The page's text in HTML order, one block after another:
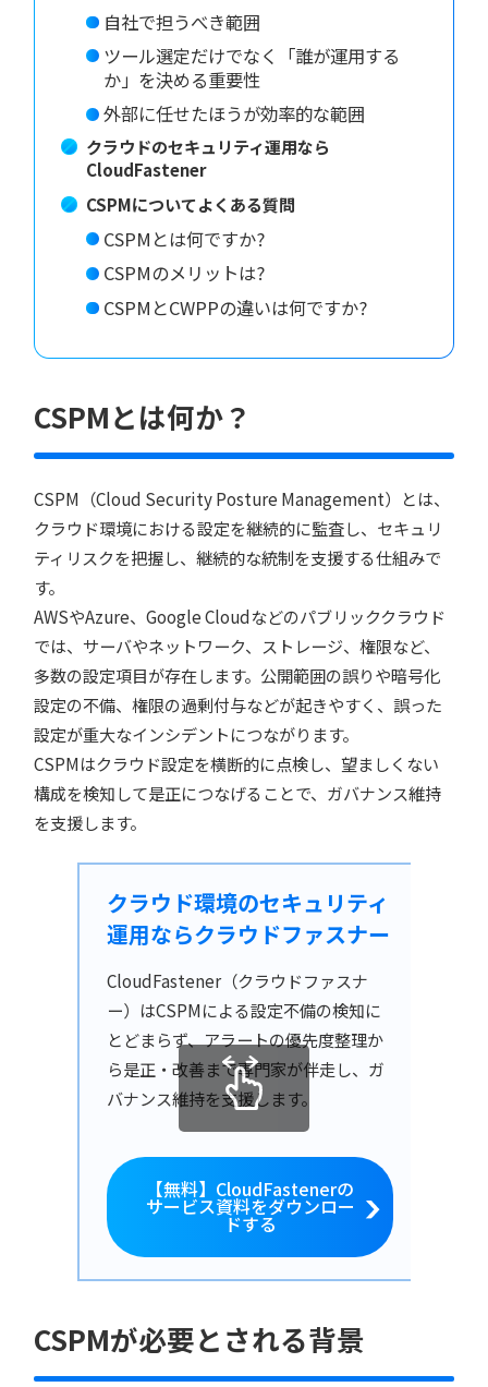
自社で担うべき範囲
ツール選定だけでなく「誰が運用する
か」を決める重要性
外部に任せたほうが効率的な範囲
クラウドのセキュリティ運用なら
CloudFastener
CSPMについてよくある質問
CSPMとは何ですか?
CSPMのメリットは?
CSPMとCWPPの違いは何ですか?
CSPMとは何か？
CSPM（Cloud Security Posture Management）とは、
クラウド環境における設定を継続的に監査し、セキュリ
ティリスクを把握し、継続的な統制を支援する仕組みで
す。
AWSやAzure、Google Cloudなどのパブリッククラウド
では、サーバやネットワーク、ストレージ、権限など、
多数の設定項目が存在します。公開範囲の誤りや暗号化
設定の不備、権限の過剰付与などが起きやすく、誤った
設定が重大なインシデントにつながります。
CSPMはクラウド設定を横断的に点検し、望ましくない
構成を検知して是正につなげることで、ガバナンス維持
を支援します。
クラウド環境のセキュリティ
運用ならクラウドファスナー
CloudFastener（クラウドファスナ
ー）はCSPMによる設定不備の検知に
とどまらず、アラートの優先度整理か
ら是正・改善まで専門家が伴走し、ガ
バナンス維持を支援します。
【無料】CloudFastenerの
サービス資料をダウンロー
ドする
CSPMが必要とされる背景